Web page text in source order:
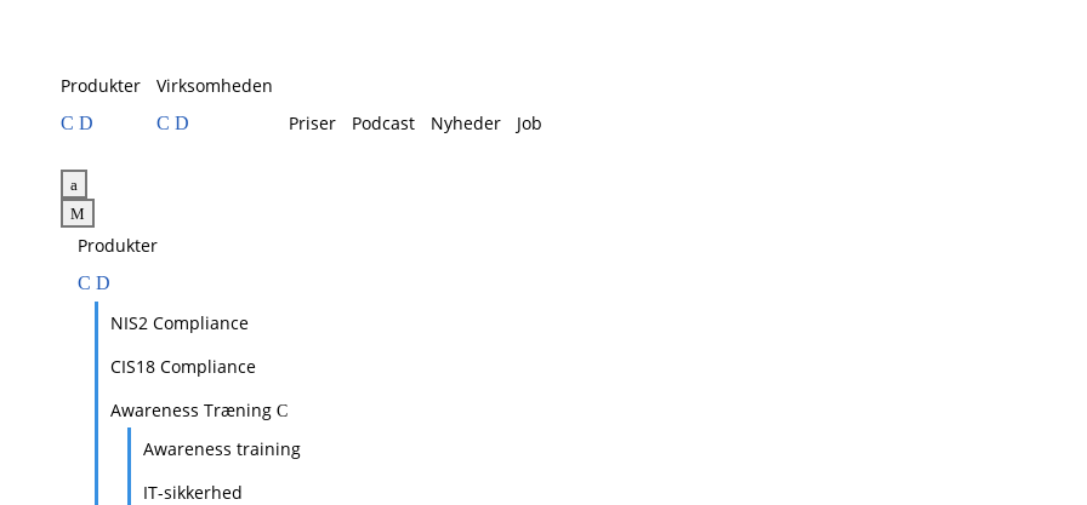
Produkter
Virksomheden
Priser
Podcast Nyheder Job
a
M
Produkter
NIS2 Compliance
CIS18 Compliance
Awareness Træning
Awareness training
IT-sikkerhed